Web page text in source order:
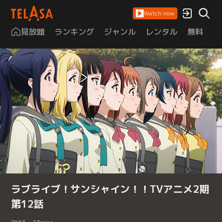
Watch now
見放題 ランキング ジャンル レンタル 無料
ラブライブ！サンシャイン！！TVアニメ2期
第12話